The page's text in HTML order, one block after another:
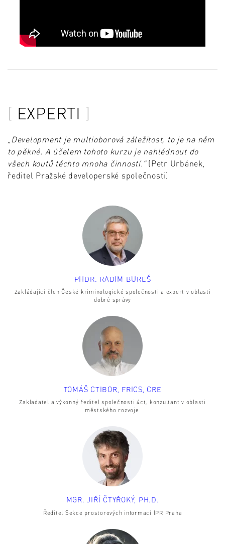
EXPERTI
„Development je multioborová záležitost, to je na něm
to pěkné. A účelem tohoto kurzu je nahlédnout do
všech koutů těchto mnoha činností.“(Petr Urbánek,
ředitel Pražské developerské společnosti)
PHDR. RADIM BUREŠ
Zakládající člen České kriminologické společnosti a expert v oblasti
dobré správy
TOMÁŠ CTIBOR, FRICS, CRE
Zakladatel a výkonný ředitel společnosti 4ct, konzultant v oblasti
městského rozvoje
MGR. JIŘÍ ČTYŘOKÝ, PH.D.
Ředitel Sekce prostorových informací IPR Praha